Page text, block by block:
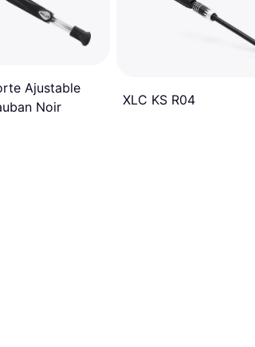
Ajustable
Noir
XLC KS R04